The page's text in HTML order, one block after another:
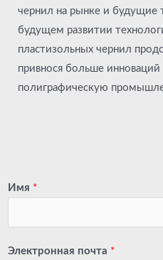
чернил на рынке и будущие
будущем развитии
пластизольных чернил
привнося больше
полиграфическую
Имя *
Электронная почта *